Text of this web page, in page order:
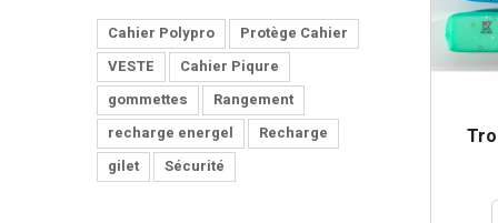
Cahier Polypro
Protège Cahier
VESTE
Cahier Piqure
gommettes
Rangement
recharge energel
Recharge
gilet
Sécurité